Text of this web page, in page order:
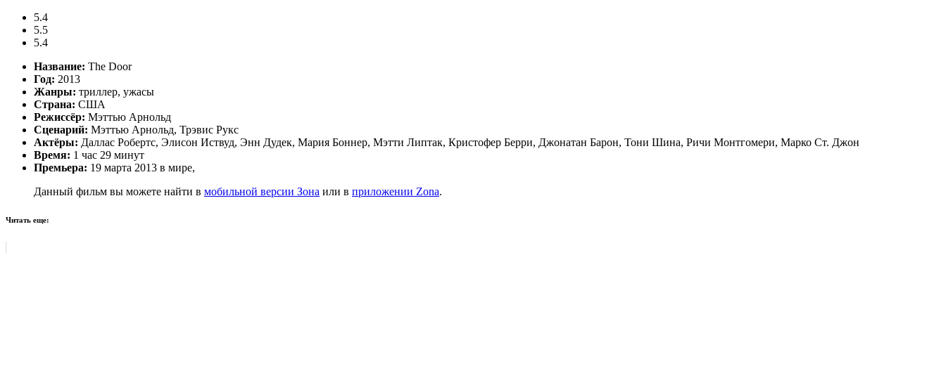
5.4
5.5
5.4
Название: The Door
Год: 2013
Жанры: триллер, ужасы
Страна: США
Режиссёр: Мэттью Арнольд
Сценарий: Мэттью Арнольд, Трэвис Рукс
Актёры: Даллас Робертс, Элисон Иствуд, Энн Дудек, Мария Боннер, Мэтти Липтак, Кристофер Берри, Джонатан Барон, Тони Шина, Ричи Монтгомери, Марко Ст. Джон
Время: 1 час 29 минут
Премьера: 19 марта 2013 в мире,
Данный фильм вы можете найти в мобильной версии Зона или в приложении Zona.
Читать еще: